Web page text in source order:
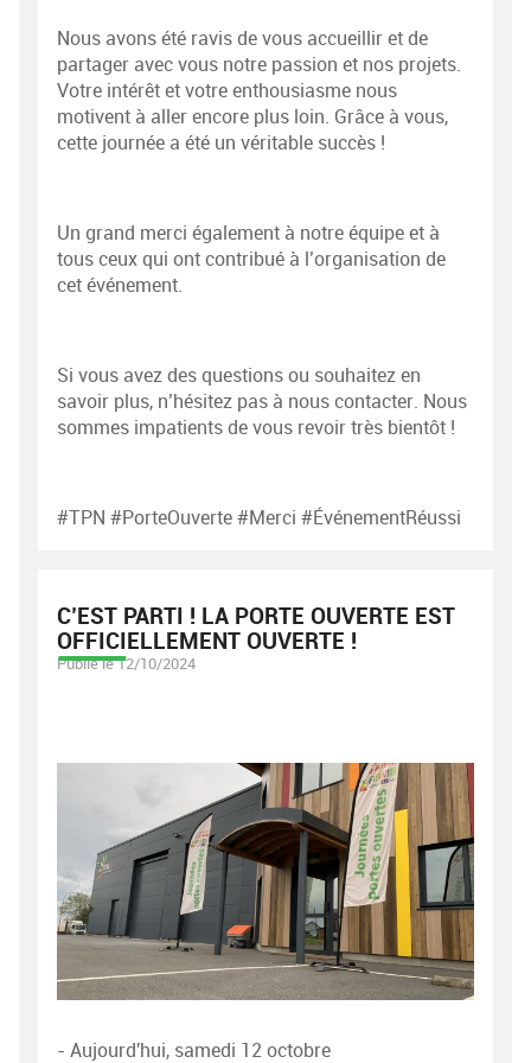
Nous avons été ravis de vous accueillir et de
partager avec vous notre passion et nos projets.
Votre intérêt et votre enthousiasme nous
motivent à aller encore plus loin. Grâce à vous,
cette journée a été un véritable succès !
Un grand merci également à notre équipe et à
tous ceux qui ont contribué à l’organisation de
cet événement.
Si vous avez des questions ou souhaitez en
savoir plus, n’hésitez pas à nous contacter. Nous
sommes impatients de vous revoir très bientôt !
#TPN #PorteOuverte #Merci #ÉvénementRéussi
C’EST PARTI ! LA PORTE OUVERTE EST
OFFICIELLEMENT OUVERTE !
Publié le 12/10/2024
- Aujourd'hui, samedi 12 octobre